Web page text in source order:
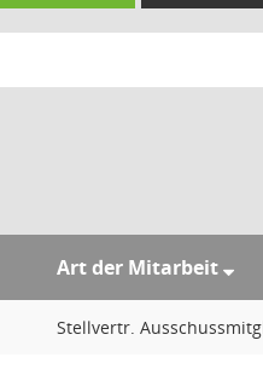
Art der Mitarbeit
Stellvertr.